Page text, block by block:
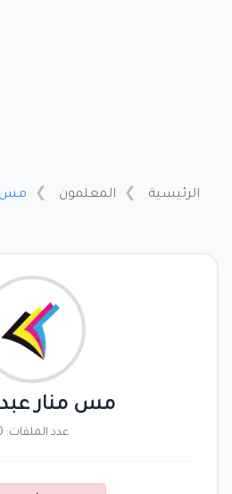
الرئيسية المعلمون مس
مس منار
عدد الملفات: 0